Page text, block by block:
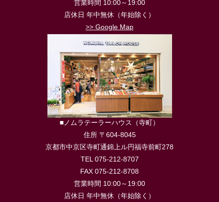
営業時間 10:00～19:00
店休日 年中無休（年始除く）
>> Google Map
■ノムラテーラーハウス（寺町）
住所 〒604-8045
京都市中京区寺町通錦上ル円福寺前町278
TEL 075-212-8707
FAX 075-212-8708
営業時間 10:00～19:00
店休日 年中無休（年始除く）